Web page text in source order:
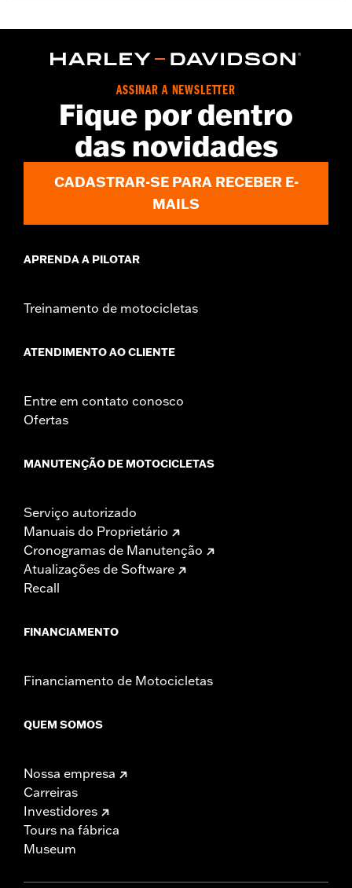
54000076, 54000077 or Dyna® models with Premium Emulsion
Shocks P/N 54000066.
In the Box:Spanner tool only
WARRANTY:1 year limited warranty – Go towww.h-
d.com/warrantyfor full details
ASSINAR A NEWSLETTER
Fique por dentro
das novidades
CADASTRAR-SE PARA RECEBER E-
MAILS
APRENDA A PILOTAR
Treinamento de motocicletas
ATENDIMENTO AO CLIENTE
Entre em contato conosco
Ofertas
MANUTENÇÃO DE MOTOCICLETAS
Serviço autorizado
Manuais do Proprietário
Cronogramas de Manutenção
Atualizações de Software
Recall
FINANCIAMENTO
Financiamento de Motocicletas
QUEM SOMOS
Nossa empresa
Carreiras
Investidores
Tours na fábrica
Museum